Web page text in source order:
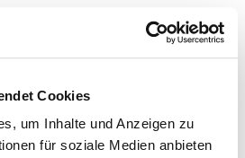
Cookies
um Inhalte und Anzeigen zu
für soziale Medien anbieten